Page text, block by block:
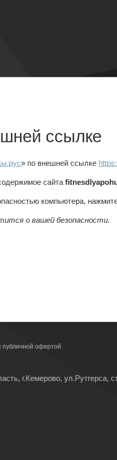
ссылке
» по внешней ссылке
сайта
компьютера,
о вашей безопасности.
публичной офертой.
г.Кемерово, ул.Рутгерса,